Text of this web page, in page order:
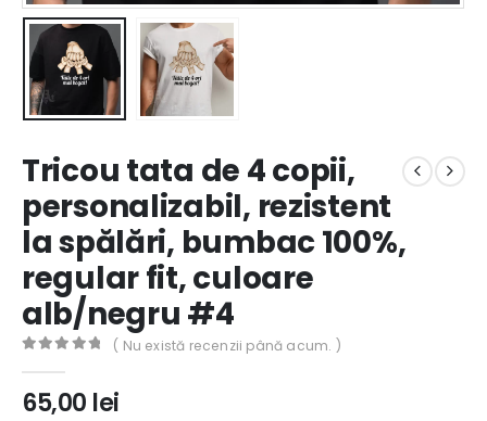
Tricou tata de 4 copii,
personalizabil, rezistent
la spălări, bumbac 100%,
regular fit, culoare
alb/negru #4
( Nu există recenzii până acum. )
65,00 lei